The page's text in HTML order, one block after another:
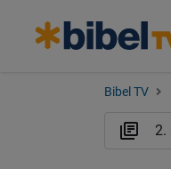
Bibel TV